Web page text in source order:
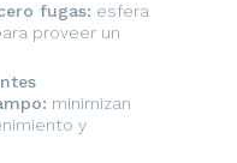
fugas: esfera
proveer un
minimizan
y